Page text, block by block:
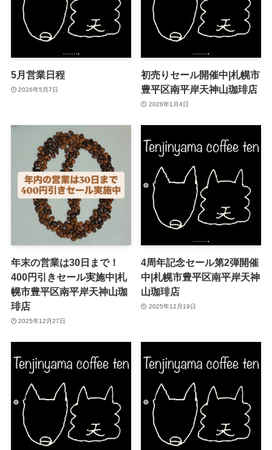
5月営業日程
2026年5月7日
初売りセール開催中|札幌市
豊平区南平岸天神山珈琲店
2026年1月4日
年末の営業は30日まで！
400円引きセール実施中|札
幌市豊平区南平岸天神山珈
琲店
2025年12月27日
4周年記念セール第2弾開催
中|札幌市豊平区南平岸天神
山珈琲店
2025年12月19日